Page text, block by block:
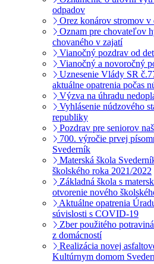
odpadov
Orez konárov stromov
Oznam pre chovateľov
chovaného v zajatí
Vianočný pozdrav od
Vianočný a novoročný
Uznesenie Vlády SR
aktuálne opatrenia počas
Výzva na úhradu
Vyhlásenie núdzového
republiky
Pozdrav pre seniorov
700. výročie prvej
Svederník
Materská škola
školského roka 2021/2022
Základná škola s
otvorenie nového
Aktuálne opatrenia
súvislosti s COVID-19
Zber použitého
z domácností
Realizácia novej
Kultúrnym domom